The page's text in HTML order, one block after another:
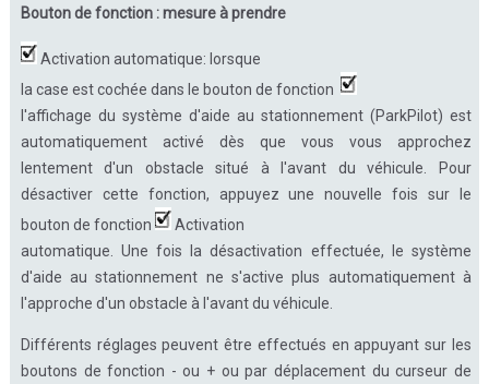
Bouton de fonction : mesure à prendre
Activation automatique: lorsque
la case est cochée dans le bouton de fonction
l'affichage du système d'aide au stationnement (ParkPilot) est
automatiquement activé dès que vous vous approchez
lentement d'un obstacle situé à l'avant du véhicule. Pour
désactiver cette fonction, appuyez une nouvelle fois sur le
bouton de fonction
Activation
automatique. Une fois la désactivation effectuée, le système
d'aide au stationnement ne s'active plus automatiquement à
l'approche d'un obstacle à l'avant du véhicule.
Différents réglages peuvent être effectués en appuyant sur les
boutons de fonction - ou + ou par déplacement du curseur de